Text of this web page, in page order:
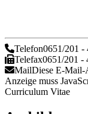
Telefon0651/201 -
Telefax0651/201 -
MailDiese E-Mail-
Anzeige muss
Curriculum Vitae